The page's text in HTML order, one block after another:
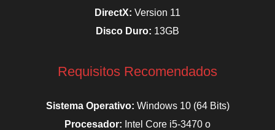
DirectX: Version 11
Disco Duro: 13GB
Requisitos Recomendados
Sistema Operativo: Windows 10 (64 Bits)
Procesador: Intel Core i5-3470 o